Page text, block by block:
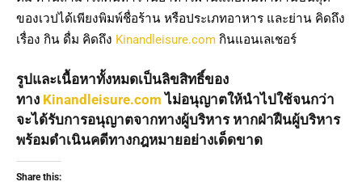
ของเวปได้เพียงพิมพ์ชื่อร้าน หรือประเภทอาหาร และย่าน คิดถึง
เรื่อง กิน ดื่ม คิดถึง Kinandleisure.com กินแอนเลเชอร์
รูปและเนื้อหาทั้งหมดเป็นลิขสิทธิ์ของ
ทาง Kinandleisure.com ไม่อนุญาตให้นำไปใช้จนกว่า
จะได้รับการอนุญาตจากทางผู้บริหาร หากฝ่าฝืนผู้บริหาร
พร้อมดำเนินคดีทางกฎหมายอย่างเด็ดขาด
Share this: